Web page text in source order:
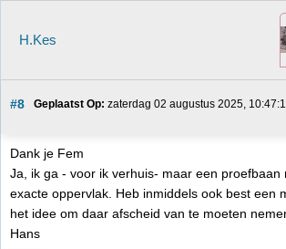
H.Kes
#8 Geplaatst Op: zaterdag 02 augustus 2025,
Dank je Fem
Ja, ik ga - voor ik verhuis- maar een proefbaan
exacte oppervlak. Heb inmiddels ook best een
het idee om daar afscheid van te moeten
Hans